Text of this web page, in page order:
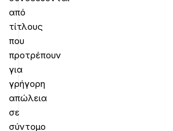
από
τίτλους
που
προτρέπουν
για
γρήγορη
απώλεια
σε
σύντομο